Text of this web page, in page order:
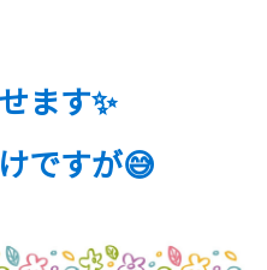
ます✨
ですが😅